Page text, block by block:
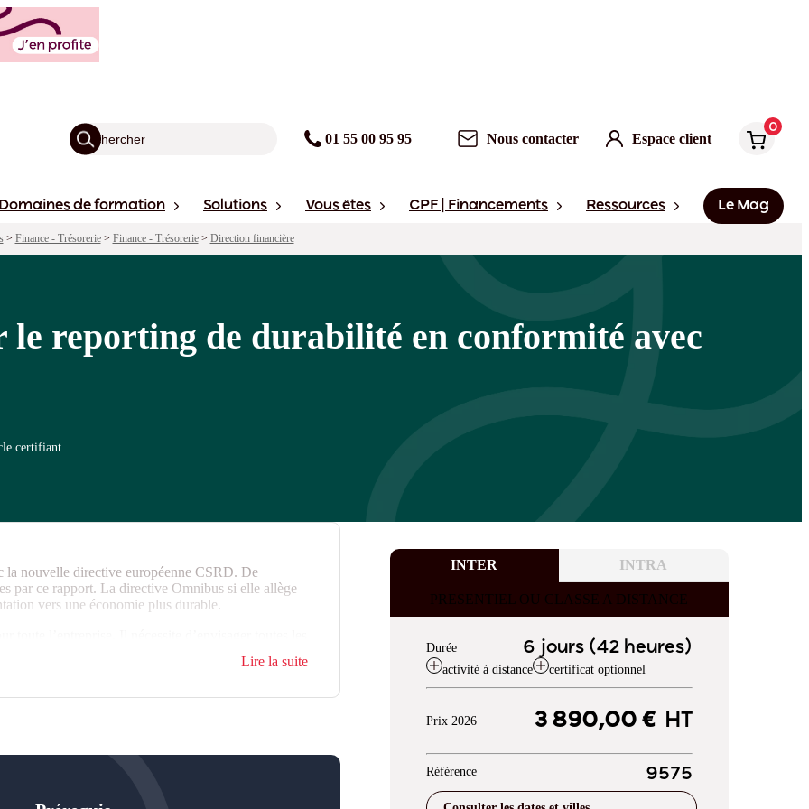
01 55 00 95 95 Nous contacter Espace client
0
Domaines de formation Solutions Vous êtes CPF | Financements Ressources Le Mag
> Finance - Trésorerie> Finance - Trésorerie> Direction financière
reporting de durabilité en conformité avec
certifiant
INTER INTRA
PRESENTIEL OU CLASSE A DISTANCE
Durée 6 jours (42 heures)
activité à distance certificat optionnel
Prix 2026 3 890,00 €HT
Référence 9575
la nouvelle directive européenne CSRD. De
par ce rapport. La directive Omnibus si elle allège
vers une économie plus durable.
dans une démarche de transformation et de
majeurs de la durabilité pour leur entreprise. Il
Lire la suite
en conformité avec la CSRD
Points forts